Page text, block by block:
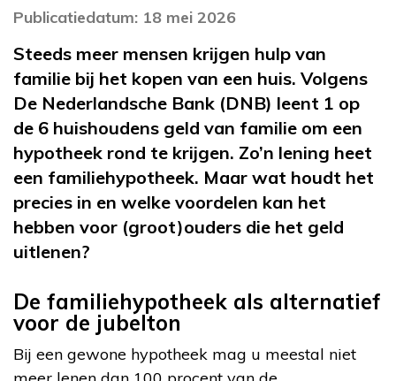
Publicatiedatum: 18 mei 2026
Steeds meer mensen krijgen hulp van
familie bij het kopen van een huis. Volgens
De Nederlandsche Bank (DNB) leent 1 op
de 6 huishoudens geld van familie om een
hypotheek rond te krijgen. Zo’n lening heet
een familiehypotheek. Maar wat houdt het
precies in en welke voordelen kan het
hebben voor (groot)ouders die het geld
uitlenen?
De familiehypotheek als alternatief
voor de jubelton
Bij een gewone hypotheek mag u meestal niet